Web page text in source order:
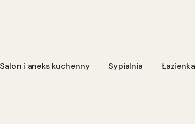
Salon i aneks kuchenny Sypialnia Łazienka